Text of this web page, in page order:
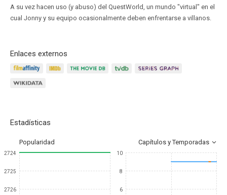
A su vez hacen uso (y abuso) del QuestWorld, un mundo "virtual" en el
cual Jonny y su equipo ocasionalmente deben enfrentarse a villanos.
Enlaces externos
Estadísticas
Popularidad Capítulos y Temporadas
2724
2725
2726
10
8
6